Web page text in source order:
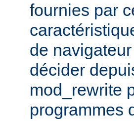
fournies par
de
décider
mod_rewrite
programmes